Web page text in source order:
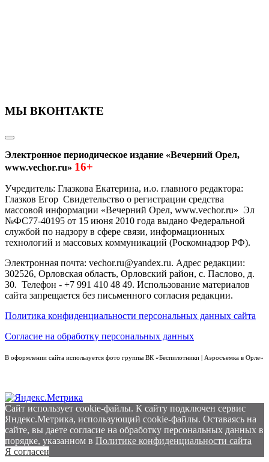
МЫ ВКОНТАКТЕ
Электронное периодическое издание «Вечерний Орел,
www.vechor.ru» 16+
Учредитель: Глазкова Екатерина, и.о. главного редактора:
Глазков Егор Свидетельство о регистрации средства
массовой информации «Вечерний Орел, www.vechor.ru» Эл
№ФС77-40195 от 15 июня 2010 года выдано Федеральной
службой по надзору в сфере связи, информационных
технологий и массовых коммуникаций (Роскомнадзор РФ).
Электронная почта: vechor.ru@yandex.ru. Адрес редакции:
302526, Орловская область, Орловский район, с. Паслово, д.
30. Телефон - +7 991 410 48 49. Использование материалов
сайта запрещается без письменного согласия редакции.
Политика конфиденциальности персональных данных сайта
Согласие на обработку персональных данных
В оформлении сайта используется фото группы ВК «Беспилотники | Аэросъемка в Орле»
Сайт использует cookie-файлы. К cайту подключен сервис
Яндекс.Метрика, использующий cookie-файлы. Оставаясь на
сайте, вы даете согласие на обработку персональных данных в
порядке, указанном в Политике конфиденциальности сайта
Я согласен